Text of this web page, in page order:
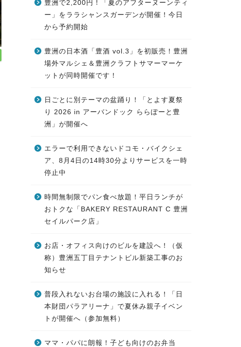
豊洲で2,200円！「夏のアフターヌーンティ
ー」をララシャンスガーデンが開催！今日
から予約開始
豊洲の日本酒「豊酒 vol.3」を初販売！豊洲
場外マルシェ＆豊洲クラフトサマーマーケ
ットが同時開催です！
日ごとに別テーマの盆踊り！「とよす夏祭
り 2026 in アーバンドック ららぽーと豊
洲」が開催へ
エラーで利用できないドコモ・バイクシェ
ア、8月4日の14時30分よりサービスを一時
停止中
時間無制限でパン食べ放題！平日ランチが
おトクな「BAKERY RESTAURANT C 豊洲
セイルパーク店」
お店・オフィス向けのビルを建設へ！（仮
称）豊洲五丁目テナントビル新築工事のお
知らせ
普段入れないお台場の施設に入れる！「日
本財団パラアリーナ」で夏休み親子イベン
トが開催へ（参加無料）
ママ・パパに朗報！子ども向けのお弁当